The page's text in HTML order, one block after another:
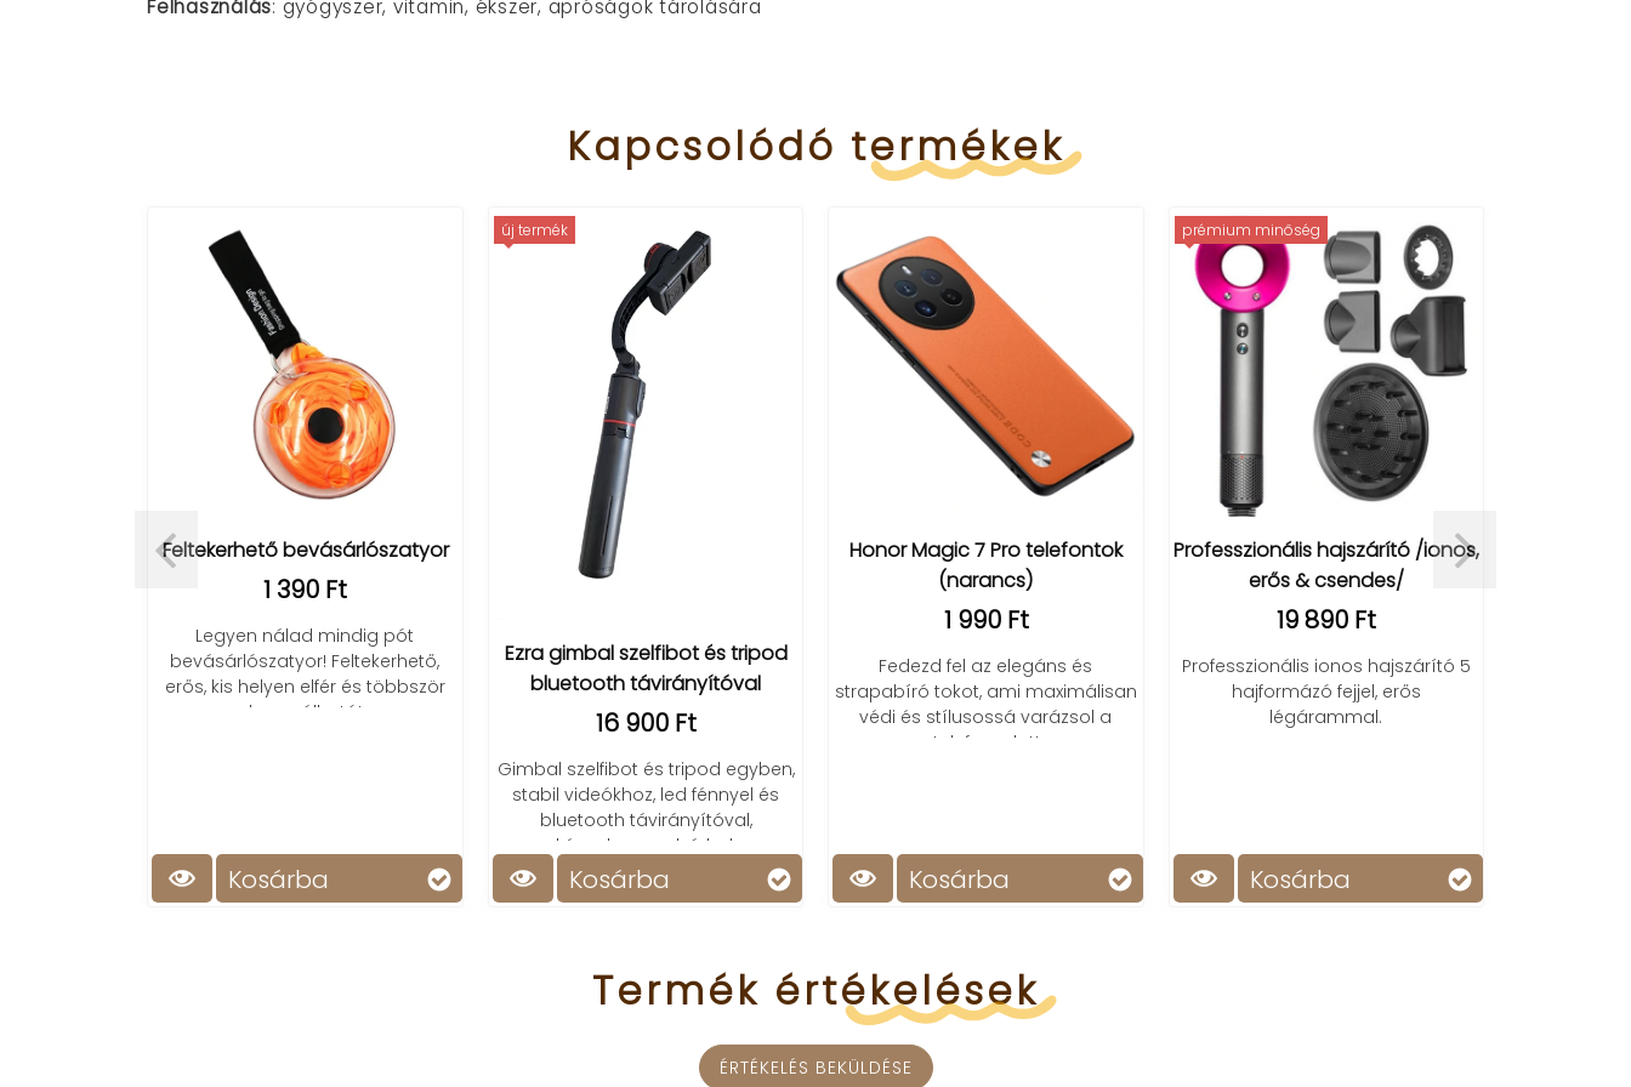
Felhasználás: gyógyszer, vitamin, ékszer, apróságok tárolására
Kapcsolódó termékek
Feltekerhető bevásárlószatyor
1 390 Ft
Legyen nálad mindig pót
bevásárlószatyor! Feltekerhető,
erős, kis helyen elfér és többször
használható!
Kosárba
új termék
Ezra gimbal szelfibot és tripod
bluetooth távirányítóval
16 900 Ft
Gimbal szelfibot és tripod egyben,
stabil videókhoz, led fénnyel és
bluetooth távirányítóval,
kényelmesen bárhol.
Kosárba
Honor Magic 7 Pro telefontok
(narancs)
1 990 Ft
Fedezd fel az elegáns és
strapabíró tokot, ami maximálisan
védi és stílusossá varázsol a
telefonodat!
Kosárba
prémium minőség
Professzionális hajszárító /ionos,
erős & csendes/
19 890 Ft
Professzionális ionos hajszárító 5
hajformázó fejjel, erős
légárammal.
Kosárba
Termék értékelések
ÉRTÉKELÉS BEKÜLDÉSE